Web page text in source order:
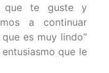
que te guste y
a continuar
es muy lindo”
que le